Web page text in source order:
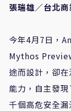
張瑞雄／台北
今年4月7日，
Mythos
途而設計，卻
能力，自主發
千個高危安全